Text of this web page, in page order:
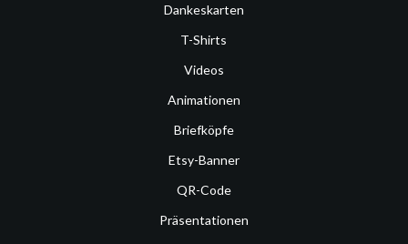
Dankeskarten
T-Shirts
Videos
Animationen
Briefköpfe
Etsy-Banner
QR-Code
Präsentationen